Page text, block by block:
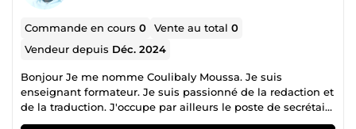
Commande en cours0 Vente au total0
Vendeur depuis Déc. 2024
Bonjour Je me nomme Coulibaly Moussa. Je suis
enseignant formateur. Je suis passionné de la redaction et
de la traduction. J'occupe par ailleurs le poste de secrétaire
dans une organisation au sein de laquelle je suis